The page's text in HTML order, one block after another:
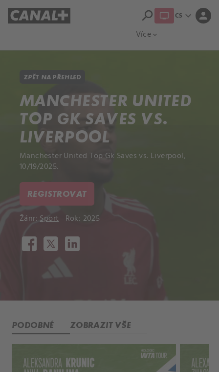
Více expand_more
search CS expand_more person
ZPĚT NA PŘEHLED
MANCHESTER UNITED
TOP GK SAVES VS.
LIVERPOOL
Manchester United Top Gk Saves vs. Liverpool,
10/19/2025.
REGISTROVAT
Žánr:Sport Rok: 2025
PODOBNÉ ZOBRAZIT VŠE